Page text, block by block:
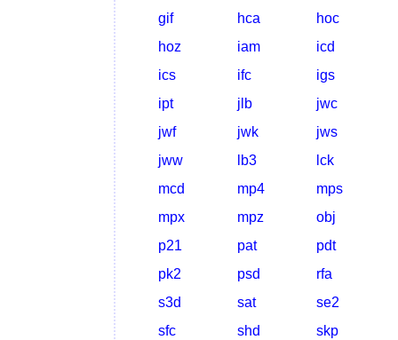
gif
hca
hoc
hoz
iam
icd
ics
ifc
igs
ipt
jlb
jwc
jwf
jwk
jws
jww
lb3
lck
mcd
mp4
mps
mpx
mpz
obj
p21
pat
pdt
pk2
psd
rfa
s3d
sat
se2
sfc
shd skp